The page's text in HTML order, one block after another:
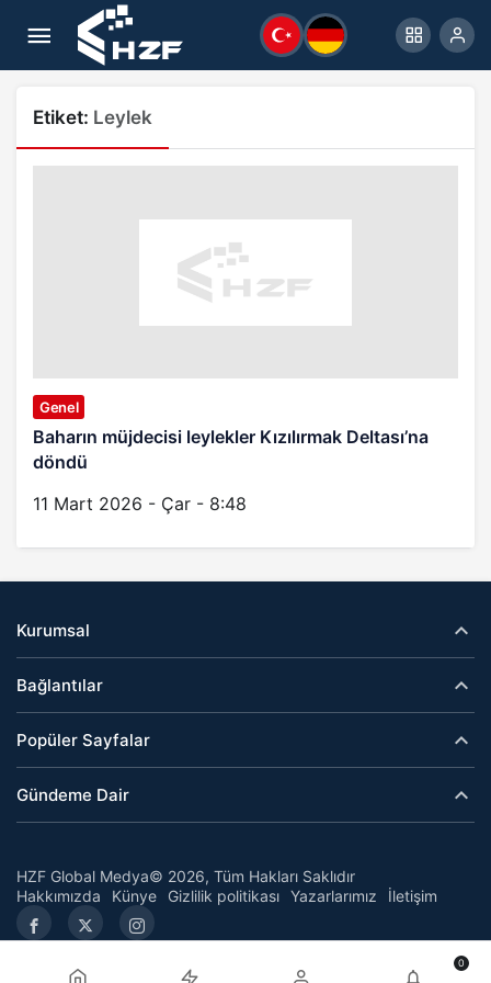
Etiket: Leylek
Genel
Baharın müjdecisi leylekler Kızılırmak Deltası’na
döndü
11 Mart 2026 - Çar - 8:48
Kurumsal
Bağlantılar
Popüler Sayfalar
Gündeme Dair
HZF Global Medya© 2026, Tüm Hakları Saklıdır
Hakkımızda
Künye Gizlilik politikası Yazarlarımız İletişim
0